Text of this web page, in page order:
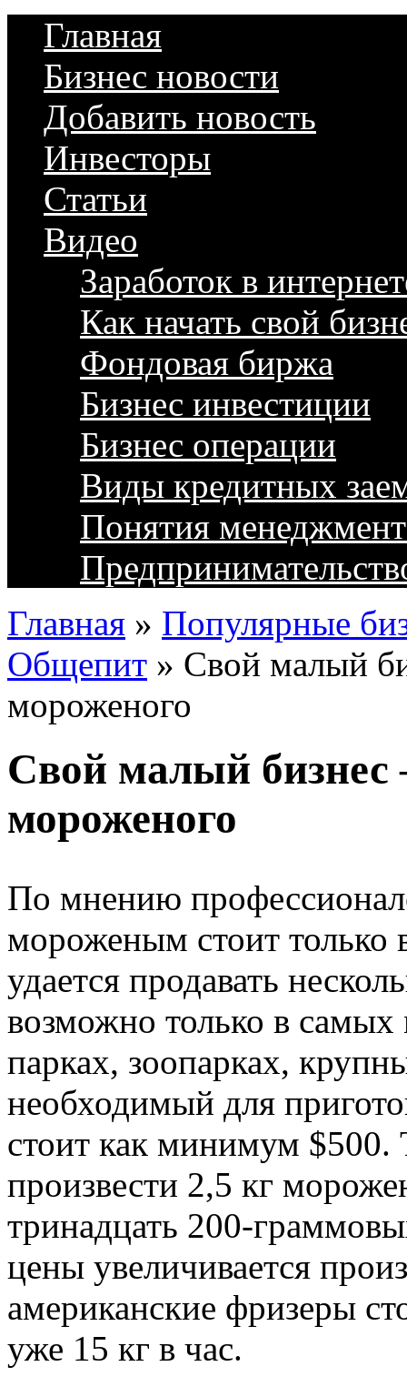
Главная
Бизнес новости
Добавить новость
Инвесторы
Статьи
Видео
Заработок в
Как начать свой
Фондовая биржа
Бизнес инвестиции
Бизнес операции
Виды кредитных
Понятия
Главная » Популярные
Общепит » Свой малый
мороженого
Свой малый
мороженого
По мнению
мороженым стоит только
удается продавать
возможно только в
парках, зоопарках,
необходимый для
стоит как минимум $500.
произвести 2,5 кг
тринадцать 200-
цены увеличивается
американские фризеры
уже 15 кг в час.